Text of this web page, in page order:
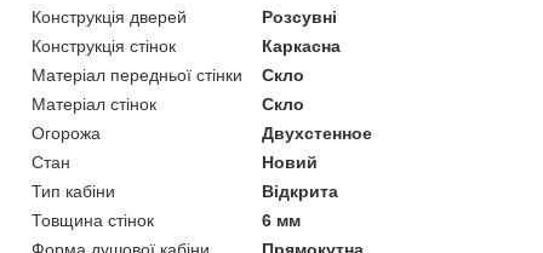
Конструкція дверей
Розсувні
Конструкція стінок
Каркасна
Матеріал передньої стінки
Скло
Матеріал стінок
Скло
Огорожа
Двухстенное
Стан
Новий
Тип кабіни
Відкрита
Товщина стінок
6 мм